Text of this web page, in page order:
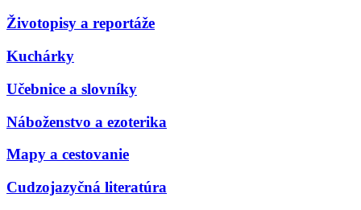
Životopisy a reportáže
Kuchárky
Učebnice a slovníky
Náboženstvo a ezoterika
Mapy a cestovanie
Cudzojazyčná literatúra